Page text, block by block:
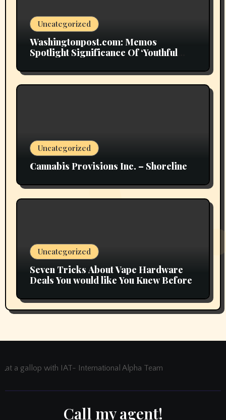
Uncategorized
Washingtonpost.com: Memos
Spotlight Significance Of ‘Youthful
Uncategorized
Cannabis Provisions Inc. – Shoreline
Uncategorized
Seven Tricks About Vape Hardware
Deals You would like You Knew Before
at a gallop with IAT- International Alpha Team
Call my agent!